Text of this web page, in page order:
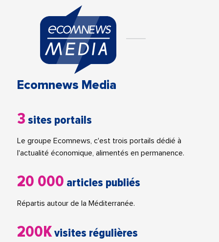
Ecomnews Media
3 sites portails
Le groupe Ecomnews, c'est trois portails dédié à
l'actualité économique, alimentés en permanence.
20 000 articles publiés
Répartis autour de la Méditerranée.
200Kvisites régulières